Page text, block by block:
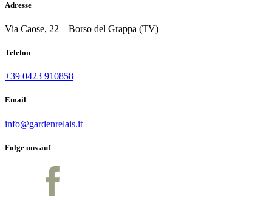
Adresse
Via Caose, 22 – Borso del Grappa (TV)
Telefon
+39 0423 910858
Email
info@gardenrelais.it
Folge uns auf